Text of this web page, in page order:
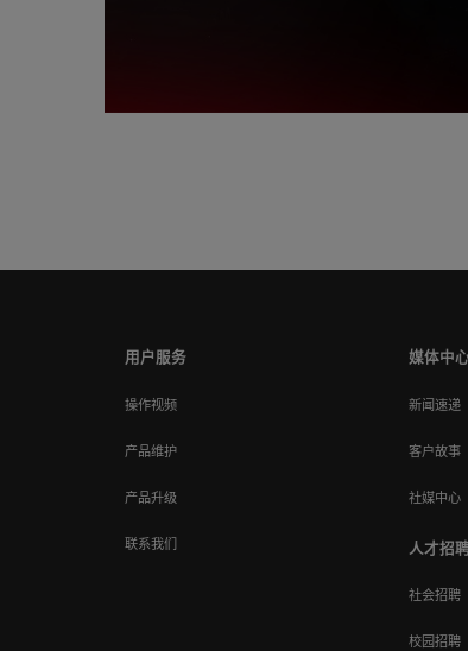
用户服务
操作视频
产品维护
产品升级
联系我们
媒体中
新闻速递
客户故事
社媒中心
人才招
社会招聘
校园招聘